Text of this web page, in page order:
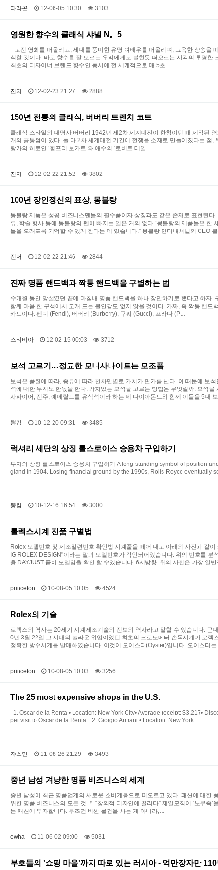
타라곤 12-06-05 10:30 3103
영원한 향수의 클래식 샤넬 N。5
고전 영화를 떠올리고, 세대를 풍미한 유명 여배우를 떠올리며, 그윽한 샹송을
식할 것이다. 바로 향수를 잘 모르는 우리에게도 불현듯 떠오르는 사각의 투명
최초의 디자이너 브랜드 향수인 동시에 전 세계적으로 매 5초…
진저 12-02-23 21:27 2888
150년 전통의 클래식, 버버리 트렌치 코트
클래식 스타일의 대명사 버버리 1942년 제2차 세계대전이 한창이던 때 제작된
개의 공통점이 있다. 둘 다 2차 세계대전 기간에 전쟁을 소재로 만들어졌다는 점
랑카의 히로인 ‘험프리 보가트’와 애수의 ‘로버트 테일…
진저 12-02-22 21:52 3802
100년 장인정신의 표상, 몽블랑
몽블랑 제품은 성공 비즈니스맨들의 필수품이자 상징과도 같은 존재로 표현된
류, 학술 행사 등에 몽블랑의 펜이 빠지는 일은 거의 없다.“몽블랑의 제품들은
들을 오래도록 기억할 수 있게 한다는 데 있습니다.” 몽블랑 인터내셔널의 CEO
진저 12-02-22 21:46 2844
진짜 명품 핸드백과 짝퉁 핸드백을 구별하는 법
수개월 동안 망설였던 끝에 마침내 명품 핸드백을 하나 장만하기로 했다고 하자
함께 마음 한 구석에서 고개 드는 불안감도 없지 않을 것이다. 가짜, 즉 짝퉁 핸
카드이다. 펜디 (Fendi), 버버리 (Burberry), 구찌 (Gucci), 프라다 (P…
스티비아 12-02-15 00:03 3712
보석 고르기…정교한 모니사나이트는 모조품
보석은 품질에 따라, 종류에 따라 천차만별로 가치가 판가름 난다. 이 때문에 보
석에 대한 무지도 한몫을 한다. 가치있는 보석을 고르는 방법은 무엇일까. 보석
사파이어, 진주, 에메랄드를 유색석이라 하는 데 다이아몬드와 함께 이들을 5대
뽕킴 10-12-20 09:31 3485
럭셔리 세단의 상징 롤스로이스 승용차 구입하기
부자의 상징 롤스로이스 승용차 구입하기 A long-standing symbol of position
gland in 1904. Losing financial ground by the 1990s, Rolls-Royce eventually
뽕킴 10-12-16 16:54 3000
롤렉스시계 진품 구별법
Rolex 모델번호 및 제조일련번호 확인법 시계줄을 떼어 내고 아래의 사진과 같
IG ROLEX DESIGN"이라는 말과 모델번호가 각인되어있습니다. 위의 번호를
용 DAYJUST 콤비 모델임을 확인 할 수있습니다. 6시방향: 위의 사진은 가장 일
princeton 10-08-05 10:05 4524
Rolex의 기술
로렉스의 역사는 20세기 시계제조기술의 진보의 역사라고 말할 수 있습니다.
0년 3월 22일 그 시대의 놀라운 위업이었던 최초의 크로노메터 손목시계가 로
정확한 방수시계를 발매하였습니다. 이것이 오이스터(Oyster)입니다. 오이스터
princeton 10-08-05 10:03 3256
The 25 most expensive shops in the U.S.
1. Oscar de la Renta • Location: New York City• Average receipt: $3,217•
per visit to Oscar de la Renta. 2. Giorgio Armani • Location: New York …
쟈스민 11-08-26 21:29 3493
중년 남성 겨냥한 명품 비즈니스의 세계
중년 남성이 최근 명품업계의 새로운 소비계층으로 떠오르고 있다. 패션에 대
위한 명품 비즈니스의 모든 것. #. “창의적 디자인에 끌리다” 제일모직이 ‘노무
는 패션에 투자합니다. 무조건 비싼 물건을 사는 게 아니라,…
ewha 11-06-02 09:00 5031
부호들의 '쇼핑 마을'까지 따로 있는 러시아 - 억만장자만 110